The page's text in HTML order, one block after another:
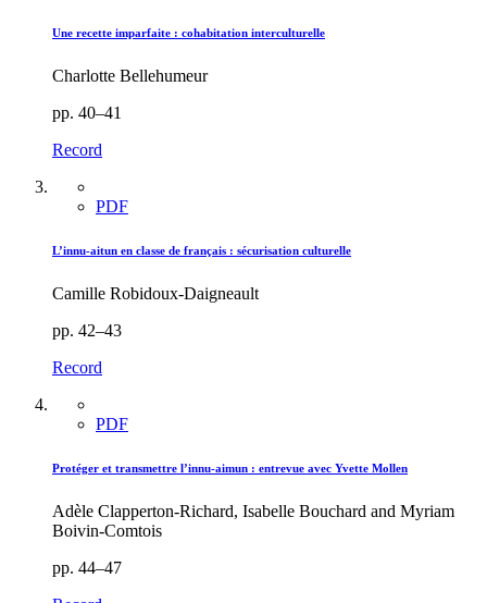
Une recette imparfaite : cohabitation interculturelle
Charlotte Bellehumeur
pp. 40–41
Record
PDF
L’innu-aitun en classe de français : sécurisation culturelle
Camille Robidoux-Daigneault
pp. 42–43
Record
PDF
Protéger et transmettre l’innu-aimun : entrevue avec Yvette Mollen
Adèle Clapperton-Richard, Isabelle Bouchard and Myriam
Boivin-Comtois
pp. 44–47